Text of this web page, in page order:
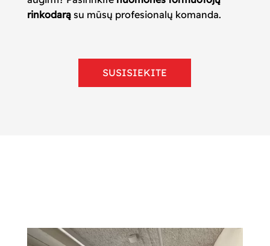
rinkodarąsu mūsų profesionalų komanda.
SUSISIEKITE